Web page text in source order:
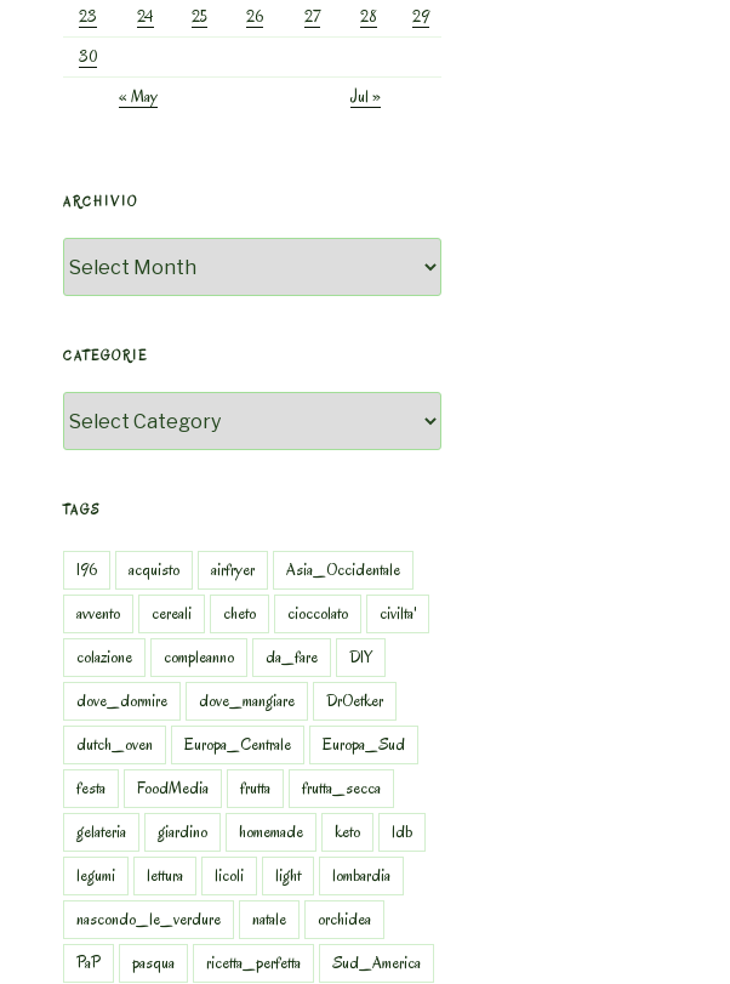
23
24 25 26 27 28
29
30
« May
Jul »
ARCHIVIO
CATEGORIE
TAGS
196 acquisto airfryer
Asia_Occidentale
avvento
cereali cheto cioccolato
civilta'
colazione
compleanno da_fare
DIY
dove_dormire
dove_mangiare
DrOetker
dutch_oven
Europa_Centrale
Europa_Sud
festa
FoodMedia frutta
frutta_secca
gelateria
giardino homemade keto
ldb
legumi
lettura licoli light
lombardia
nascondo_le_verdure
natale
orchidea
PaP
pasqua ricetta_perfetta
Sud_America